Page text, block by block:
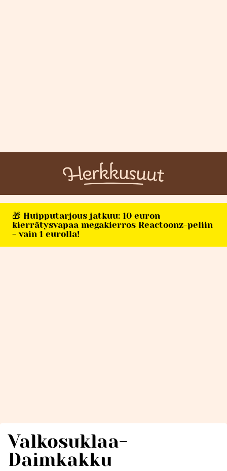
🎁 Huipputarjous jatkuu: 10 euron
kierrätysvapaa megakierros Reactoonz-peliin
- vain 1 eurolla!
Valkosuklaa-
Daimkakku